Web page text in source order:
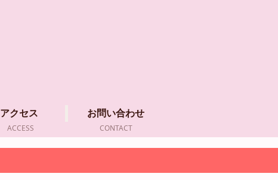
アクセス
ACCESS
お問い合わせ
CONTACT